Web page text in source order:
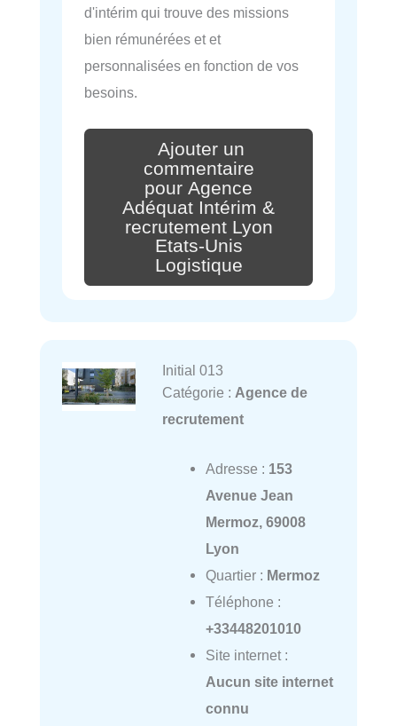
d'intérim qui trouve des missions
bien rémunérées et et
personnalisées en fonction de vos
besoins.
Ajouter un
commentaire
pour Agence
Adéquat Intérim &
recrutement Lyon
Etats-Unis
Logistique
Initial 013
Catégorie : Agence de
recrutement
Adresse : 153
Avenue Jean
Mermoz, 69008
Lyon
Quartier : Mermoz
Téléphone :
+33448201010
Site internet :
Aucun site internet
connu